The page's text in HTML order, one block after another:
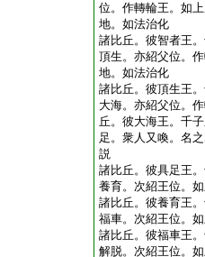
位。作轉輪王。如
地。如法治化
諸比丘。彼智者王
頂生。亦紹父位。
地。如法治化
諸比丘。彼頂生王
大海。亦紹父位。
丘。彼大海王。千
足。衆人又喚。名
説
諸比丘。彼具足王
養育。次紹王位。
諸比丘。彼養育王
福車。次紹王位。
諸比丘。彼福車王
解脱。次紹王位。